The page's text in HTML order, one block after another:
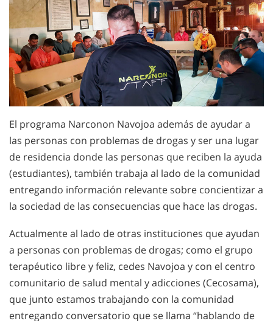
El programa Narconon Navojoa además de ayudar a
las personas con problemas de drogas y ser una lugar
de residencia donde las personas que reciben la ayuda
(estudiantes), también trabaja al lado de la comunidad
entregando información relevante sobre concientizar a
la sociedad de las consecuencias que hace las drogas.
Actualmente al lado de otras instituciones que ayudan
a personas con problemas de drogas; como el grupo
terapéutico libre y feliz, cedes Navojoa y con el centro
comunitario de salud mental y adicciones (Cecosama),
que junto estamos trabajando con la comunidad
entregando conversatorio que se llama “hablando de